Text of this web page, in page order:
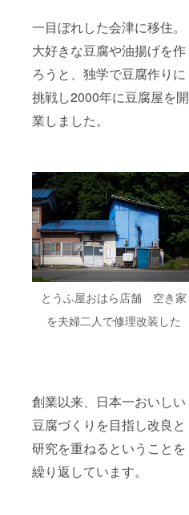
一目ぼれした会津に移住。
大好きな豆腐や油揚げを作
ろうと、独学で豆腐作りに
挑戦し2000年に豆腐屋を開
業しました。
とうふ屋おはら店舗 空き家
を夫婦二人で修理改装した
創業以来、日本一おいしい
豆腐づくりを目指し改良と
研究を重ねるということを
繰り返しています。